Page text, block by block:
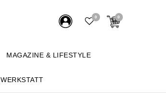
0 0
MAGAZINE & LIFESTYLE
WERKSTATT